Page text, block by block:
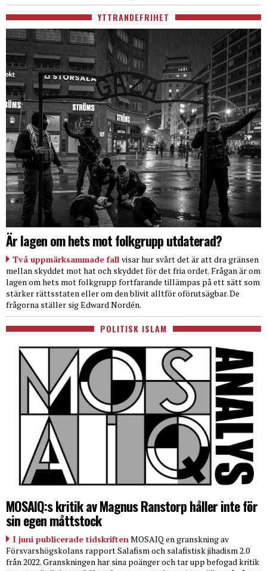
YTTRANDEFRIHET
Är lagen om hets mot folkgrupp utdaterad?
Två uppmärksammade fall visar hur svårt det är att dra gränsen
mellan skyddet mot hat och skyddet för det fria ordet. Frågan är om
lagen om hets mot folkgrupp fortfarande tillämpas på ett sätt som
stärker rättsstaten eller om den blivit alltför oförutsägbar. De
frågorna ställer sig Edward Nordén.
POLITISK ISLAM
MOSAIQ:s kritik av Magnus Ranstorp håller inte för
sin egen måttstock
I juni publicerade tidskriften MOSAIQ en granskning av
Försvarshögskolans rapport Salafism och salafistisk jihadism 2.0
från 2022. Granskningen har sina poänger och tar upp befogad kritik